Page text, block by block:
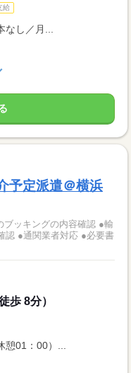
給
し／月...
予定派遣＠横浜
ッキングの内容確認 ●輸
認 ●通関業者対応 ●必要書
歩 8分）
01：00）...